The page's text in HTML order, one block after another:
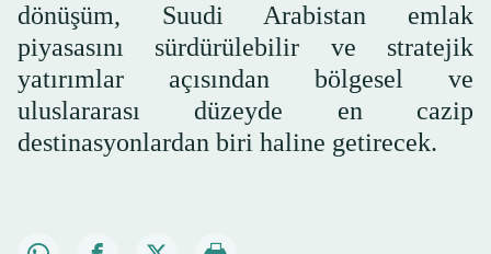
dönüşüm, Suudi Arabistan emlak
piyasasını sürdürülebilir ve stratejik
yatırımlar açısından bölgesel ve
uluslararası düzeyde en cazip
destinasyonlardan biri haline getirecek.